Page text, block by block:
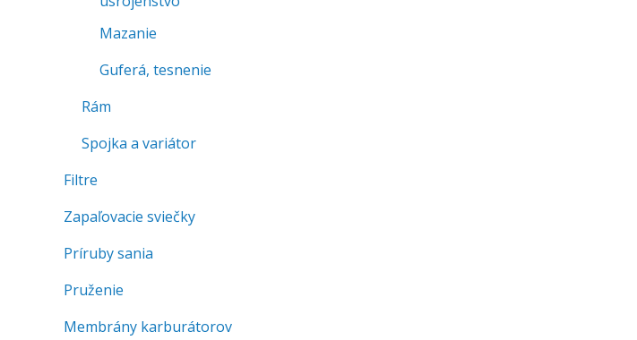
Mazanie
Guferá, tesnenie
Rám
Spojka a variátor
Filtre
Zapaľovacie sviečky
Príruby sania
Pruženie
Membrány karburátorov